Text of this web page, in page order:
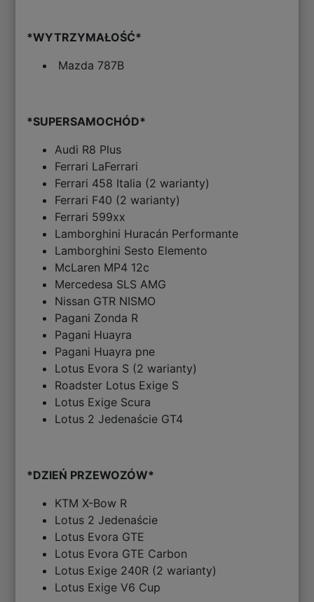
*WYTRZYMAŁOŚĆ*
Mazda 787B
*SUPERSAMOCHÓD*
Audi R8 Plus
Ferrari LaFerrari
Ferrari 458 Italia (2 warianty)
Ferrari F40 (2 warianty)
Ferrari 599xx
Lamborghini Huracán Performante
Lamborghini Sesto Elemento
McLaren MP4 12c
Mercedesa SLS AMG
Nissan GTR NISMO
Pagani Zonda R
Pagani Huayra
Pagani Huayra pne
Lotus Evora S (2 warianty)
Roadster Lotus Exige S
Lotus Exige Scura
Lotus 2 Jedenaście GT4
*DZIEŃ PRZEWOZÓW*
KTM X-Bow R
Lotus 2 Jedenaście
Lotus Evora GTE
Lotus Evora GTE Carbon
Lotus Exige 240R (2 warianty)
Lotus Exige V6 Cup